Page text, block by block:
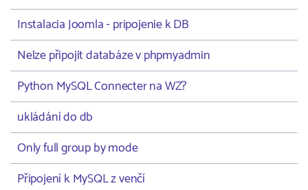
Instalacia Joomla - pripojenie k DB
Nelze připojit databáze v phpmyadmin
Python MySQL Connecter na WZ?
ukládání do db
Only full group by mode
Připojení k MySQL z venčí